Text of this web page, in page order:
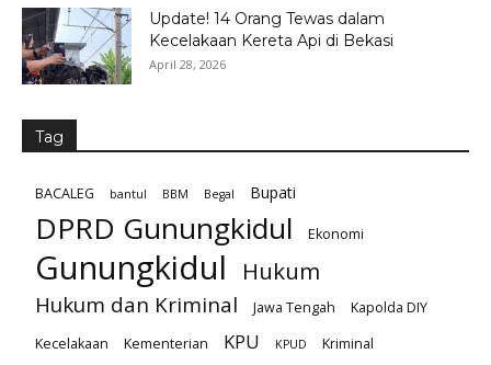
Update! 14 Orang Tewas dalam
Kecelakaan Kereta Api di Bekasi
April 28, 2026
Tag
BACALEG bantul BBM Begal Bupati
DPRD Gunungkidul Ekonomi
Gunungkidul Hukum
Hukum dan Kriminal Jawa Tengah
Kapolda DIY
Kecelakaan
Kementerian KPU KPUD
Kriminal